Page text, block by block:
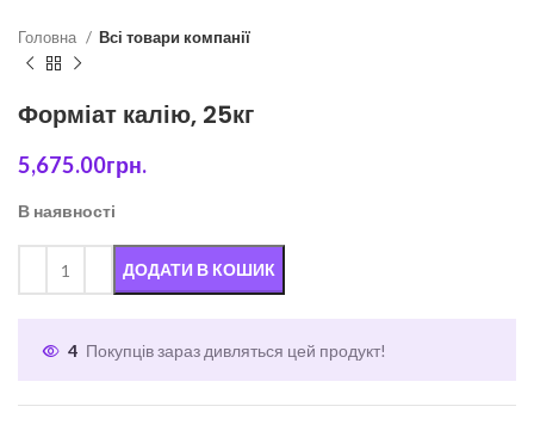
Головна Всі товари компанії
Форміат калію, 25кг
5,675.00грн.
В наявності
ДОДАТИ В КОШИК
4 Покупців зараз дивляться цей продукт!